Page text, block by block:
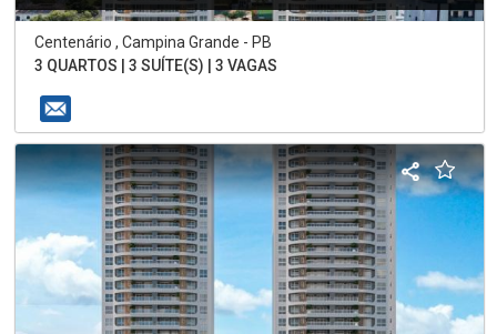
Centenário , Campina Grande - PB
3 QUARTOS | 3 SUÍTE(S) | 3 VAGAS